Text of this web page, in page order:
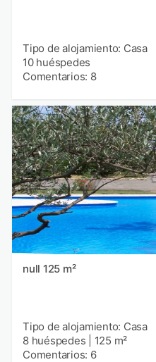
Tipo de alojamiento: Casa
10 huéspedes
Comentarios: 8
null 125 m²
Tipo de alojamiento: Casa
8 huéspedes
125 m²
Comentarios: 6